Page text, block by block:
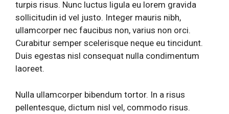
turpis risus. Nunc luctus ligula eu lorem gravida
sollicitudin id vel justo. Integer mauris nibh,
ullamcorper nec faucibus non, varius non orci.
Curabitur semper scelerisque neque eu tincidunt.
Duis egestas nisl consequat nulla condimentum
laoreet.
Nulla ullamcorper bibendum tortor. In a risus
pellentesque, dictum nisl vel, commodo risus.